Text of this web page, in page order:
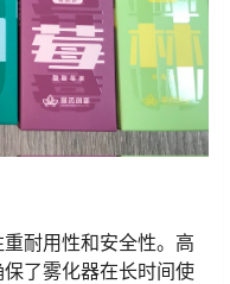
耐用性和安全性。高
了雾化器在长时间使